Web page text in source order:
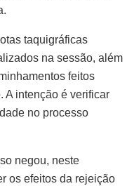
taquigráficas
na sessão, além
feitos
A intenção é verificar
no processo
negou, neste
os efeitos da rejeição